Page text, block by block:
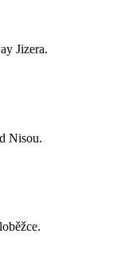
Jizera.
Nisou.